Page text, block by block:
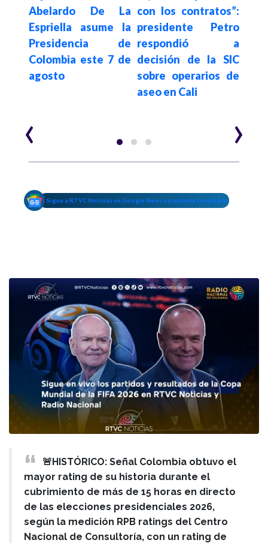
Abelardo De La
Espriella asume la
Presidencia de
Colombia este 7 de
agosto
con los contratos”:
presidente Petro
respondió a
decisión de la SIC
sobre operarios de
aseo en Cali
‹ ›
Sigue a RTVC Noticias en Google News y mantente conectado
🚨HISTÓRICO: Señal Colombia obtuvo el
mayor rating de su historia durante el
cubrimiento de más de 15 horas en directo
de las elecciones presidenciales 2026,
según la medición RPB ratings del Centro
Nacional de Consultoría, con un rating de